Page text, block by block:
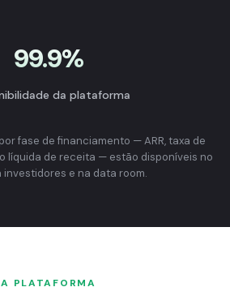
99.9%
da plataforma
fase de financiamento — ARR, taxa de
líquida de receita — estão disponíveis no
investidores e na data room.
A PLATAFORMA